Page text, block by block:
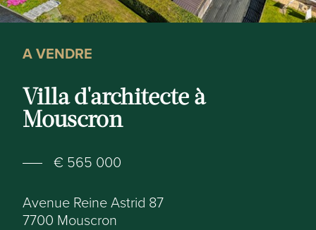
A VENDRE
Villa d'architecte à
Mouscron
€ 565 000
Avenue Reine Astrid 87
7700 Mouscron